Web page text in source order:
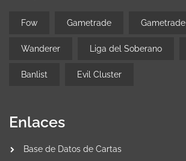
Fow Gametrade Gametrade
Wanderer Liga del Soberano
Banlist Evil Cluster
Enlaces
Base de Datos de Cartas